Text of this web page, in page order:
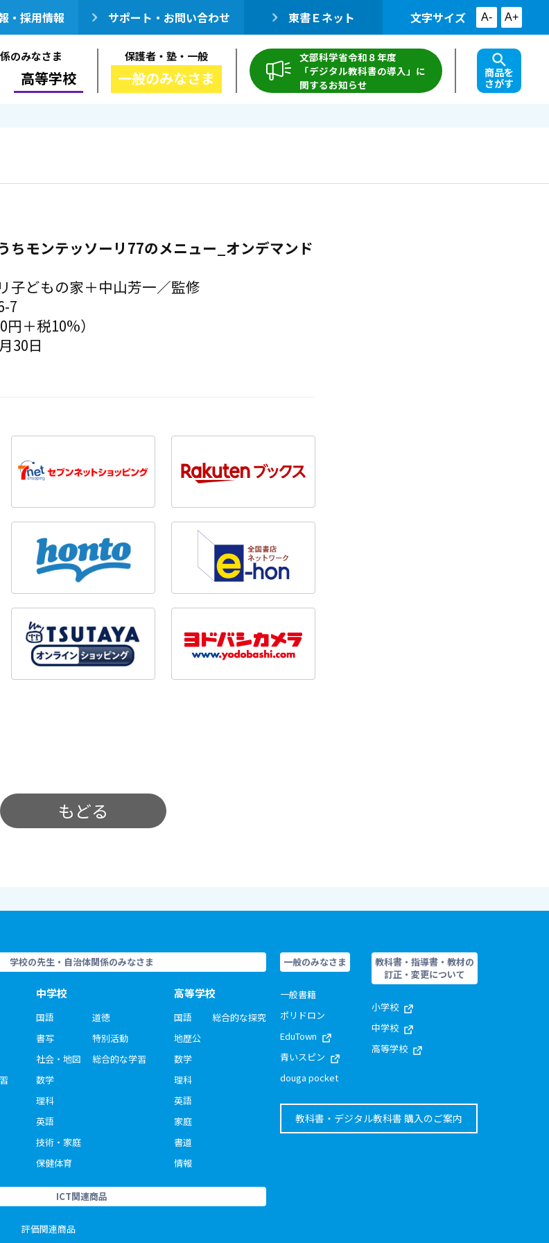
・採用情報 サポート・お問い合わせ 東書Ｅネット 文字サイズ A- A+
のみなさま
高等学校
保護者・塾・一般
一般のみなさま
文部科学省令和８年度
「デジタル教科書の導入」に
関するお知らせ
商品を
さがす
ちモンテッソーリ77のメニュー_オンデマンド
子どもの家＋中山芳一／監修
7
＋税10%）
30日
もどる
学校の先生・自治体関係のみなさま
中学校
国語
書写
社会・地図
数学
理科
英語
技術・家庭
保健体育
道徳
特別活動
総合的な学習
高等学校
国語
地歴公
数学
理科
英語
家庭
書道
情報
総合的な探究
ICT関連商品
評価関連商品
一般のみなさま
一般書籍
ポリドロン
EduTown
青いスピン
douga pocket
教科書・指導書・教材の
訂正・変更について
小学校
中学校
高等学校
教科書・デジタル教科書 購入のご案内